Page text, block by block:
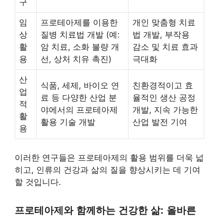
구
임
상
활
용
프로테아제를 이용한
질병 치료법 개발 (예:
암 치료, 소화 불량 개
선, 상처 치유 촉진)
개인 맞춤형 치료
법 개발, 부작용
감소 및 치료 효과
극대화
산
업
적
활
용
식품, 세제, 바이오 연
료 등 다양한 산업 분
야에서의 프로테아제
활용 기술 개발
친환경적이고 효
율적인 생산 공정
개발, 지속 가능한
산업 발전 기여
이러한 연구들은 프로테아제의 활용 범위를 더욱 넓
히고, 인류의 건강과 삶의 질을 향상시키는 데 기여
할 것입니다.
프로테아제와 함께하는 건강한 삶: 올바른